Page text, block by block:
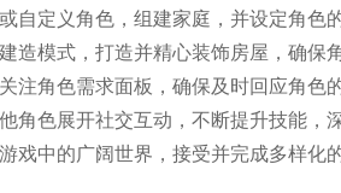
自定义角色，组建家庭，并设定角色
造模式，打造并精心装饰房屋，确保
注角色需求面板，确保及时回应角色
角色展开社交互动，不断提升技能，
戏中的广阔世界，接受并完成多样化